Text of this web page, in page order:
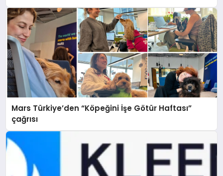
Mars Türkiye’den “Köpeğini İşe Götür Haftası”
çağrısı